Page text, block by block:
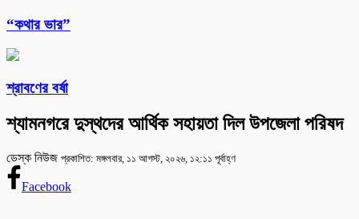
“কথার ভার”
শ্রাবণের বর্ষা
শ্যামনগরে দুস্থদের আর্থিক সহায়তা দিল উপজেলা পরিষদ
ডেস্ক নিউজ প্রকাশিত: মঙ্গলবার, ১১ আগস্ট, ২০২৬, ১২:১১ পূর্বাহ্ণ
Facebook